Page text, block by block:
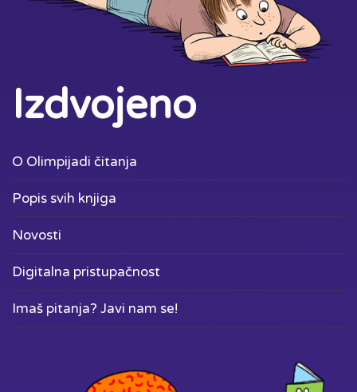
Izdvojeno
O Olimpijadi čitanja
Popis svih knjiga
Novosti
Digitalna pristupačnost
Imaš pitanja? Javi nam se!